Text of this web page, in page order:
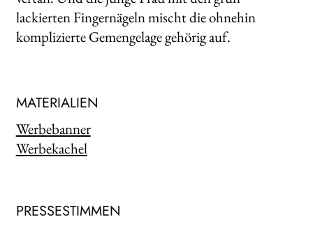
lackierten Fingernägeln mischt die ohnehin
komplizierte Gemengelage gehörig auf.
MATERIALIEN
Werbebanner
Werbekachel
PRESSESTIMMEN